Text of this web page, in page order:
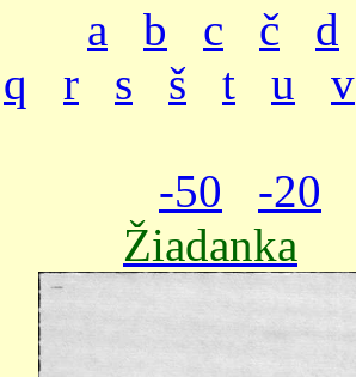
a b c č d
q
r s š t u v
-50 -20
Žiadanka